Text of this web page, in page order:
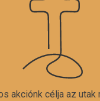
akciónk célja az utak